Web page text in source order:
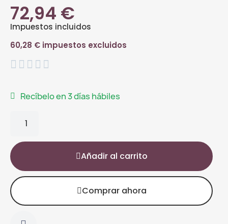
72,94 €
Impuestos incluidos
60,28 € impuestos excluidos
    
Recíbelo en 3 días hábiles
Añadir al carrito
Comprar ahora